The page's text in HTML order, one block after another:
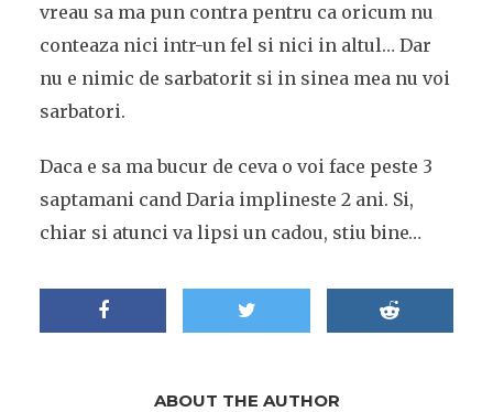
vreau sa ma pun contra pentru ca oricum nu
conteaza nici intr-un fel si nici in altul… Dar
nu e nimic de sarbatorit si in sinea mea nu voi
sarbatori.
Daca e sa ma bucur de ceva o voi face peste 3
saptamani cand Daria implineste 2 ani. Si,
chiar si atunci va lipsi un cadou, stiu bine…
ABOUT THE AUTHOR